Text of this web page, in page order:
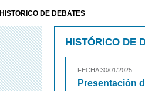
HISTÓRICO DE DEBATES
HISTÓRICO DE
FECHA 30/01/2025
Presentación